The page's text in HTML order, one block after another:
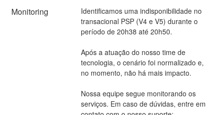
Monitoring
Identificamos uma indisponibilidade no
transacional PSP (V4 e V5) durante o
período de 20h38 até 20h50.
Após a atuação do nosso time de
tecnologia, o cenário foi normalizado e,
no momento, não há mais impacto.
Nossa equipe segue monitorando os
serviços. Em caso de dúvidas, entre em